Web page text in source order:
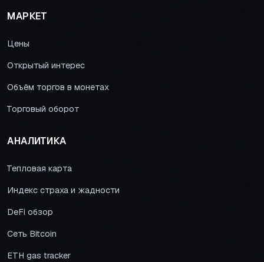
МАРКЕТ
Цены
Открытый интерес
Объём торгов в монетах
Торговый оборот
АНАЛИТИКА
Тепловая карта
Индекс страха и жадности
DeFi обзор
Сеть Bitcoin
ETH gas tracker